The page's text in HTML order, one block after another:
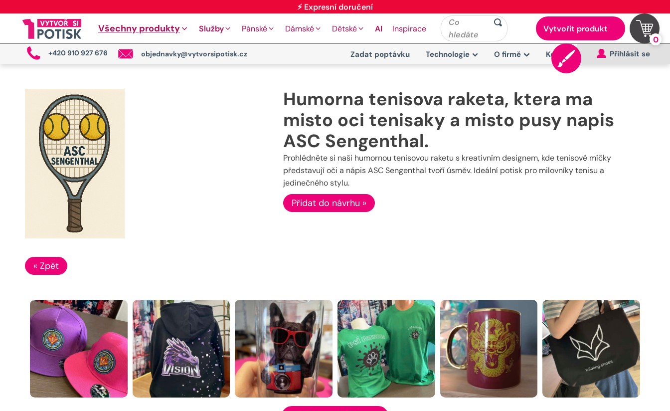
Všechny produkty Služby Pánské Dámské Dětské AI Inspirace
Co
hledáte
Vytvořit produkt
0
+420 910 927 676 objednavky@vytvorsipotisk.cz Zadat poptávku Technologie O firmě Kontakt Přihlásit se
Humorna tenisova raketa, ktera ma
misto oci tenisaky a misto pusy napis
ASC Sengenthal.
Prohlédněte si naši humornou tenisovou raketu s kreativním designem, kde tenisové míčky
představují oči a nápis ASC Sengenthal tvoří úsměv. Ideální potisk pro milovníky tenisu a
jedinečného stylu.
Přidat do návrhu »
« Zpět